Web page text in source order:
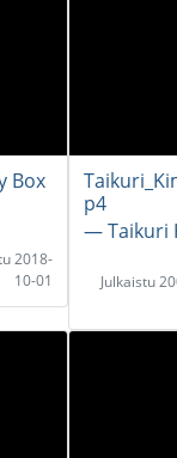
Box
2018-
10-01
p4
― Taikuri
Julkaistu